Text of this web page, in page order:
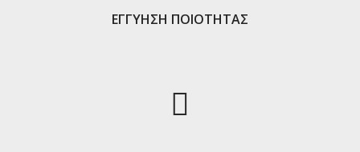
ΕΓΓΥΗΣΗ ΠΟΙΟΤΗΤΑΣ